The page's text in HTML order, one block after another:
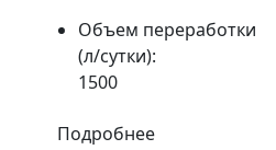
Объем переработки
(л/сутки):
1500
Подробнее